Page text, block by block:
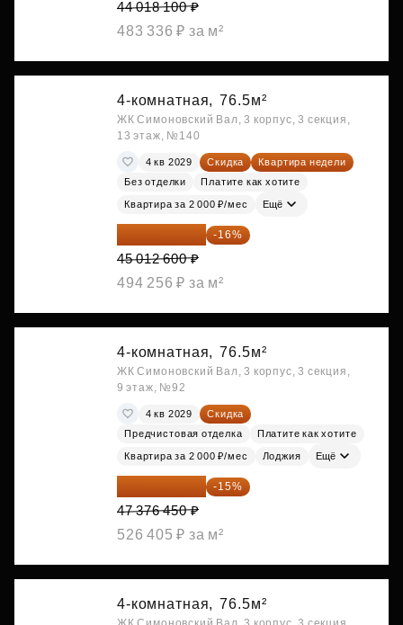
44 018 100 ₽
483 336 ₽ за м²
4-комнатная, 76.5м²
ЖК Симоновский Вал, 3 корпус, 3 секция,
13 этаж, №140
4 кв 2029 Скидка
Квартира недели
Без отделки
Платите как хотите
Квартира за 2 000 ₽/мес Ещё
37 810 584 ₽ -16%
45 012 600 ₽
494 256 ₽ за м²
4-комнатная, 76.5м²
ЖК Симоновский Вал, 3 корпус, 3 секция,
9 этаж, №92
4 кв 2029
Скидка
Предчистовая отделка
Платите как хотите
Квартира за 2 000 ₽/мес Лоджия Ещё
40 269 983 ₽ -15%
47 376 450 ₽
526 405 ₽ за м²
4-комнатная, 76.5м²